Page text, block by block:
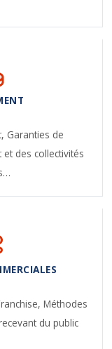
Garanties de
et des collectivités
Méthodes
du public